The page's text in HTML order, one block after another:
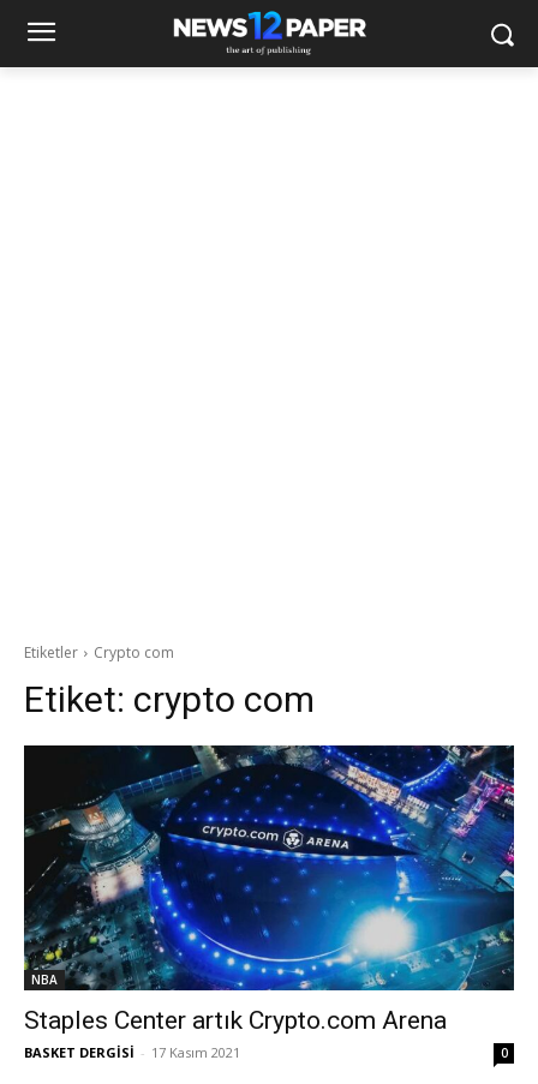
Etiketler Crypto com
Etiket: crypto com
NBA
Staples Center artık Crypto.com Arena
BASKET DERGİSİ - 17 Kasım 2021 0